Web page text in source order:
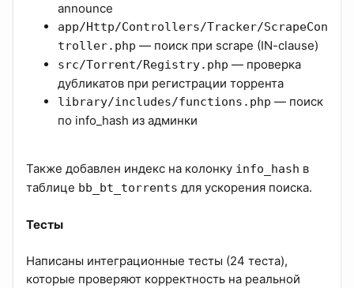
announce
app/Http/Controllers/Tracker/ScrapeCon
troller.php — поиск при scrape (IN-clause)
src/Torrent/Registry.php — проверка
дубликатов при регистрации торрента
library/includes/functions.php — поиск
по info_hash из админки
Также добавлен индекс на колонку info_hash в
таблице bb_bt_torrents для ускорения поиска.
Тесты
Написаны интеграционные тесты (24 теста),
которые проверяют корректность на реальной